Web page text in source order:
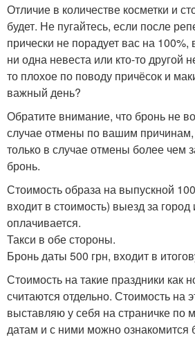
Отличие в количестве косметки и
будет. Не пугайтесь, если после
прически не порадует вас на 100%,
ни одна невеста или кто-то другой
то плохое по поводу причёсок и
важный день?
Обратите внимание, что бронь не
случае отмены по вашим причинам,
только в случае отмены более чем
бронь.
Стоимость образа на выпускной
входит в стоимость) выезд за город
оплачивается.
Такси в обе стороны.
Бронь даты 500 грн, входит в
Стоимость на такие праздники как
считаются отдельно. Стоимость на
выставляю у себя на страничке по
датам и с ними можно ознакомится